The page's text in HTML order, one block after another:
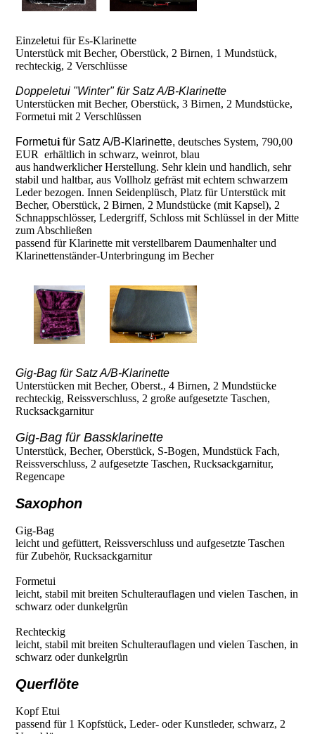
Einzeletui für Es-Klarinette
Unterstück mit Becher, Oberstück, 2 Birnen, 1 Mundstück,
rechteckig, 2 Verschlüsse
Doppeletui "Winter" für Satz A/B-Klarinette
Unterstücken mit Becher, Oberstück, 3 Birnen, 2 Mundstücke,
Formetui mit 2 Verschlüssen
Formetui für Satz A/B-Klarinette, deutsches System, 790,00
EUR erhältlich in schwarz, weinrot, blau
aus handwerklicher Herstellung. Sehr klein und handlich, sehr
stabil und haltbar, aus Vollholz gefräst mit echtem schwarzem
Leder bezogen. Innen Seidenplüsch, Platz für Unterstück mit
Becher, Oberstück, 2 Birnen, 2 Mundstücke (mit Kapsel), 2
Schnappschlösser, Ledergriff, Schloss mit Schlüssel in der Mitte
zum Abschließen
passend für Klarinette mit verstellbarem Daumenhalter und
Klarinettenständer-Unterbringung im Becher
Gig-Bag für Satz A/B-Klarinette
Unterstücken mit Becher, Oberst., 4 Birnen, 2 Mundstücke
rechteckig, Reissverschluss, 2 große aufgesetzte Taschen,
Rucksackgarnitur
Gig-Bag für Bassklarinette
Unterstück, Becher, Oberstück, S-Bogen, Mundstück Fach,
Reissverschluss, 2 aufgesetzte Taschen, Rucksackgarnitur,
Regencape
Saxophon
Gig-Bag
leicht und gefüttert, Reissverschluss und aufgesetzte Taschen
für Zubehör, Rucksackgarnitur
Formetui
leicht, stabil mit breiten Schulterauflagen und vielen Taschen, in
schwarz oder dunkelgrün
Rechteckig
leicht, stabil mit breiten Schulterauflagen und vielen Taschen, in
schwarz oder dunkelgrün
Querflöte
Kopf Etui
passend für 1 Kopfstück, Leder- oder Kunstleder, schwarz, 2